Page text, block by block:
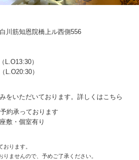
川筋知恩院橋上ル西側556
L.O13:30）
L.O20:30）
をいただいております。詳しくはこちら
約承っております
敷・個室有り
ります。
ませんので、予めご了承ください。